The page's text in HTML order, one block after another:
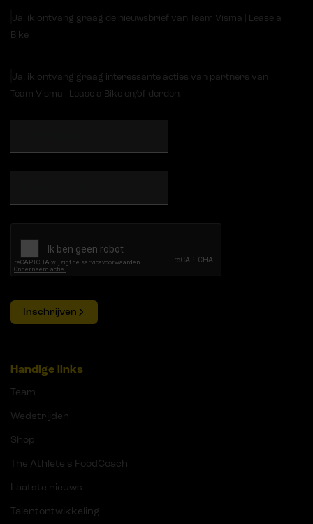
Ja, ik ontvang graag de nieuwsbrief van Team Visma | Lease a
Bike
Ja, ik ontvang graag interessante acties van partners van
Team Visma | Lease a Bike en/of derden
Inschrijven
Handige links
Team
Wedstrijden
Shop
The Athlete's FoodCoach
Laatste nieuws
Talentontwikkeling